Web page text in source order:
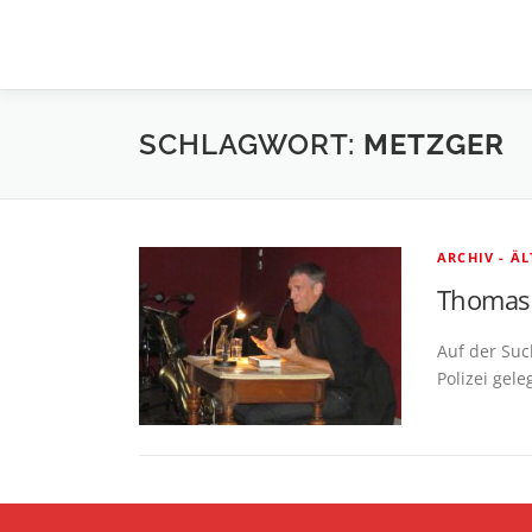
SCHLAGWORT: METZGER
ARCHIV -
Auf der
Polizei